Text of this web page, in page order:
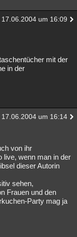
17.06.2004 um 16:09
mit der
in der
17.06.2004 um 16:14
von ihr
live, wenn man in der
dieser Autorin
sehen,
Frauen und den
Party mag ja